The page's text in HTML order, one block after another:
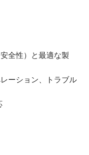
レッスンを
ッスン自体
フが担当し
全性）と最適な製
ーション、トラブル